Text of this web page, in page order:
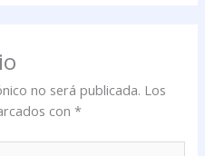
no será publicada. Los
con*